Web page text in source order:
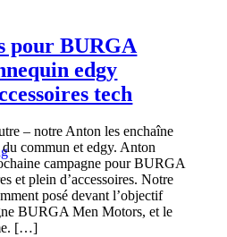
pour BURGA
edgy
tech
– notre Anton les enchaîne
commun et edgy. Anton
campagne pour BURGA
et plein d’accessoires. Notre
posé devant l’objectif
BURGA Men Motors, et le
[…]